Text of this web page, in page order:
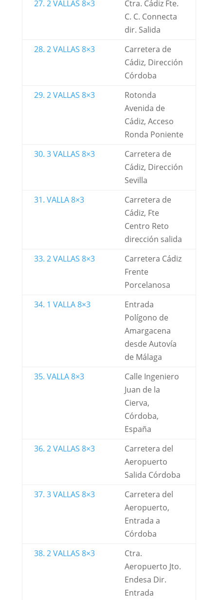
27. 2 VALLAS 8×3
Ctra. Cádiz Fte.
C. C. Connecta
dir. Salida
28. 2 VALLAS 8×3
Carretera de
Cádiz, Dirección
Córdoba
29. 2 VALLAS 8×3
Rotonda
Avenida de
Cádiz, Acceso
Ronda Poniente
30. 3 VALLAS 8×3
Carretera de
Cádiz, Dirección
Sevilla
31. VALLA 8×3
Carretera de
Cádiz, Fte
Centro Reto
dirección salida
33. 2 VALLAS 8×3
Carretera Cádiz
Frente
Porcelanosa
34. 1 VALLA 8×3
Entrada
Polígono de
Amargacena
desde Autovía
de Málaga
35. VALLA 8×3
Calle Ingeniero
Juan de la
Cierva,
Córdoba,
España
36. 2 VALLAS 8×3
Carretera del
Aeropuerto
Salida Córdoba
37. 3 VALLAS 8×3
Carretera del
Aeropuerto,
Entrada a
Córdoba
38. 2 VALLAS 8×3
Ctra.
Aeropuerto Jto.
Endesa Dir.
Entrada